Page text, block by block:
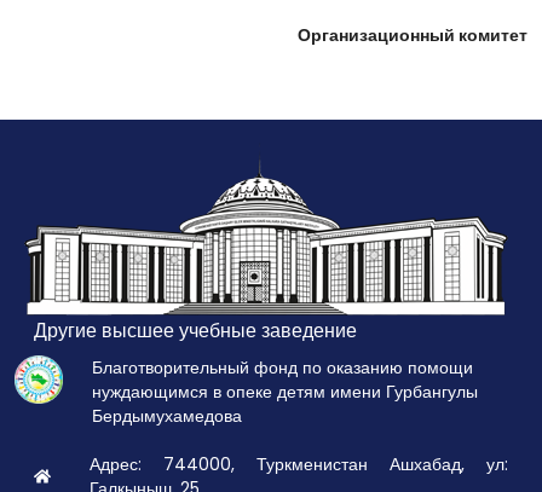
Организационный комитет
Другие высшее учебные заведение
Благотворительный фонд по оказанию помощи
нуждающимся в опеке детям имени Гурбангулы
Бердымухамедова
Адрес: 744000, Туркменистан Ашхабад, ул: